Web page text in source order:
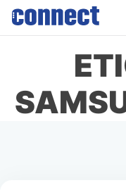
Skip
content